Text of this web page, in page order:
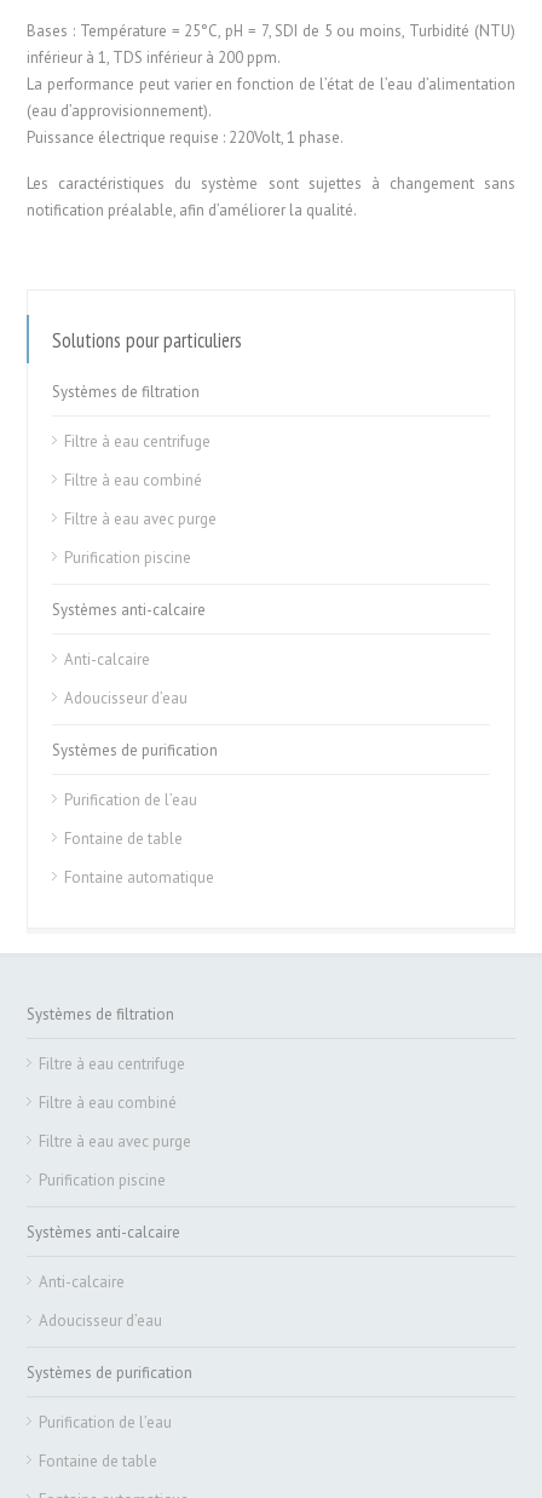
Bases : Température = 25°C, pH = 7, SDI de 5 ou moins, Turbidité (NTU)
inférieur à 1, TDS inférieur à 200 ppm.
La performance peut varier en fonction de l’état de l’eau d’alimentation
(eau d’approvisionnement).
Puissance électrique requise : 220Volt, 1 phase.
Les caractéristiques du système sont sujettes à changement sans
notification préalable, afin d’améliorer la qualité.
Solutions pour particuliers
Systèmes de filtration
Filtre à eau centrifuge
Filtre à eau combiné
Filtre à eau avec purge
Purification piscine
Systèmes anti-calcaire
Anti-calcaire
Adoucisseur d’eau
Systèmes de purification
Purification de l’eau
Fontaine de table
Fontaine automatique
Systèmes de filtration
Filtre à eau centrifuge
Filtre à eau combiné
Filtre à eau avec purge
Purification piscine
Systèmes anti-calcaire
Anti-calcaire
Adoucisseur d’eau
Systèmes de purification
Purification de l’eau
Fontaine de table